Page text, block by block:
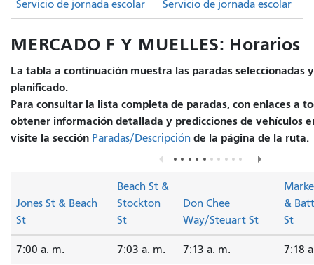
Servicio de jornada escolar Servicio de jornada escolar
MERCADO F Y MUELLES: Horarios
La tabla a continuación muestra las paradas seleccionadas
planificado.
Para consultar la lista completa de paradas, con enlaces a
obtener información detallada y predicciones de vehículos
visite la sección Paradas/Descripción de la página de la ruta.
Jones St & Beach
St
Beach St &
Stockton
St
Don Chee
Way/Steuart St
&
St
7:00 a. m. 7:03 a. m. 7:13 a. m. 7:18